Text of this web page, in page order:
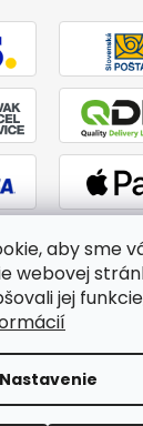
aby sme
webovej
jej
Nastavenie